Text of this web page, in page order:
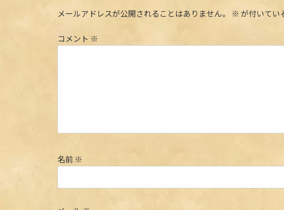
メールアドレスが公開されることはありません。 ※ が付いてい
コメント ※
名前※